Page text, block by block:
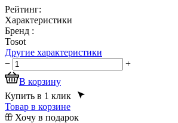
Рейтинг:
Характеристики
Бренд :
Tosot
Другие характеристики
−
+
В корзину
Купить в 1 клик
Товар в корзине
Хочу в подарок